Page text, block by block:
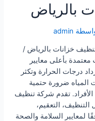
بالرياض
admin
خزانات بالرياض /
بأعلى معايير
درجات الحرارة وتكثر
المياه ضرورة حتمية
تقدم شركة تنظيف
التعقيم،
لمعايير السلامة والصحة